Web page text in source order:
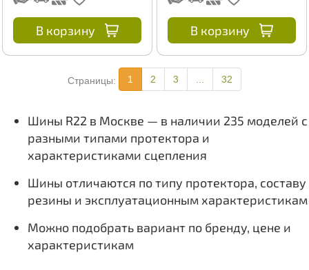
В корзину В корзину
Страницы: 1 2 3 32
Шины R22 в Москве — в наличии 235 моделей с
разными типами протектора и
характеристиками сцепления
Шины отличаются по типу протектора, составу
резины и эксплуатационным характеристикам
Можно подобрать вариант по бренду, цене и
характеристикам